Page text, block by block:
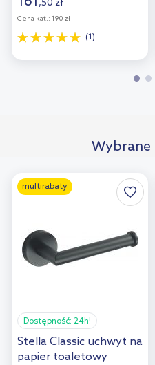
,50 zł
Cena kat.: 190 zł
(1)
Wybrane
multirabaty
Dostępność: 24h!
Stella Classic uchwyt na
papier toaletowy